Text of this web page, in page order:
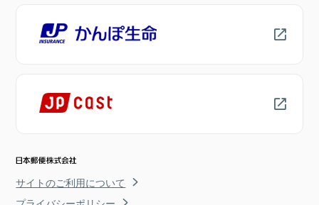
サイトのご利用について